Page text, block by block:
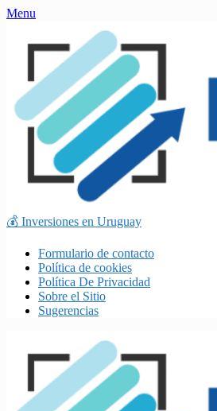
Skip
content
Menu
💰 Inversiones en Uruguay
Formulario de contacto
Política de cookies
Política De Privacidad
Sobre el Sitio
Sugerencias